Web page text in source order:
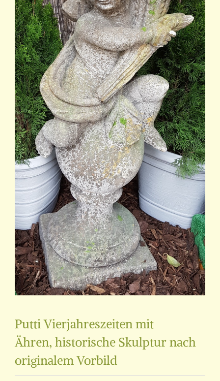
Putti Vierjahreszeiten mit
Ähren, historische Skulptur nach
originalem Vorbild